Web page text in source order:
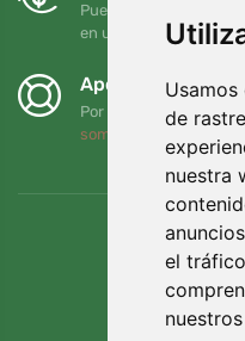
de
nuestra
el
Puede devolver o
en un plazo de 90 días
Apoyamos a
Por cada pedido
somos